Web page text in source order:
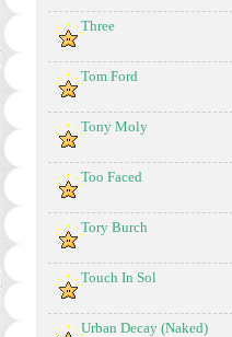
Three
Tom Ford
Tony Moly
Too Faced
Tory Burch
Touch In Sol
Urban Decay (Naked)